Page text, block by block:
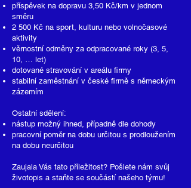
příspěvek na dopravu 3,50 Kč/km v jednom
směru
2 500 Kč na sport, kulturu nebo volnočasové
aktivity
věrnostní odměny za odpracované roky (3, 5,
10, … let)
dotované stravování v areálu firmy
stabilní zaměstnání v české firmě s německým
zázemím
Ostatní sdělení:
nástup možný ihned, případně dle dohody
pracovní poměr na dobu určitou s prodloužením
na dobu neurčitou
Zaujala Vás tato příležitost? Pošlete nám svůj
životopis a staňte se součástí našeho týmu!